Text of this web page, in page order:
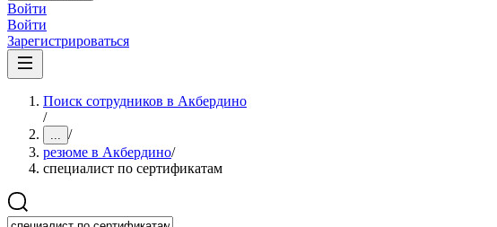
Войти
Войти
Зарегистрироваться
Поиск сотрудников в Акбердино
/
... /
резюме в Акбердино/
специалист по сертификатам